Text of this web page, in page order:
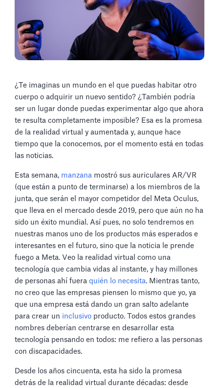
¿Te imaginas un mundo en el que puedas habitar otro
cuerpo o adquirir un nuevo sentido? ¿También podría
ser un lugar donde puedas experimentar algo que ahora
te resulta completamente imposible? Esa es la promesa
de la realidad virtual y aumentada y, aunque hace
tiempo que la conocemos, por el momento está en todas
las noticias.
Esta semana, manzana mostró sus auriculares AR/VR
(que están a punto de terminarse) a los miembros de la
junta, que serán el mayor competidor del Meta Oculus,
que lleva en el mercado desde 2019, pero que aún no ha
sido un éxito mundial. Así pues, no solo tendremos en
nuestras manos uno de los productos más esperados e
interesantes en el futuro, sino que la noticia le prende
fuego a Meta. Veo la realidad virtual como una
tecnología que cambia vidas al instante, y hay millones
de personas ahí fuera quién lo necesita. Mientras tanto,
no creo que las empresas piensen lo mismo que yo, ya
que una empresa está dando un gran salto adelante
para crear un inclusivo producto. Todos estos grandes
nombres deberían centrarse en desarrollar esta
tecnología pensando en todos: me refiero a las personas
con discapacidades.
Desde los años cincuenta, esta ha sido la promesa
detrás de la realidad virtual durante décadas: desde